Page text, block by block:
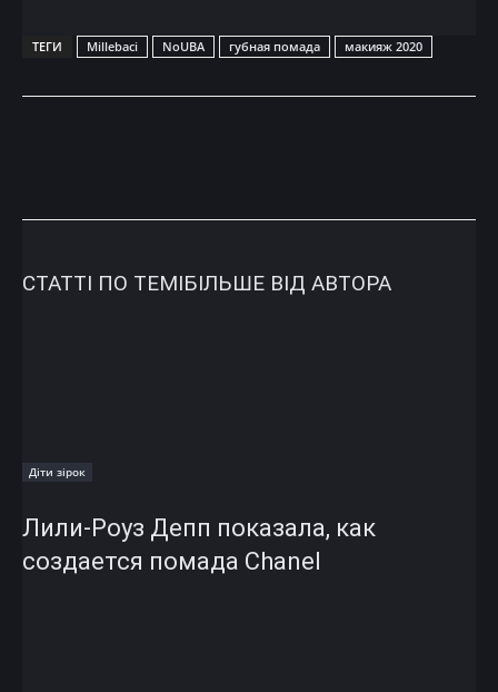
ТЕГИ Millebaci NoUBA губная помада макияж 2020
СТАТТІ ПО ТЕМІБІЛЬШЕ ВІД АВТОРА
Діти зірок
Лили-Роуз Депп показала, как
создается помада Chanel